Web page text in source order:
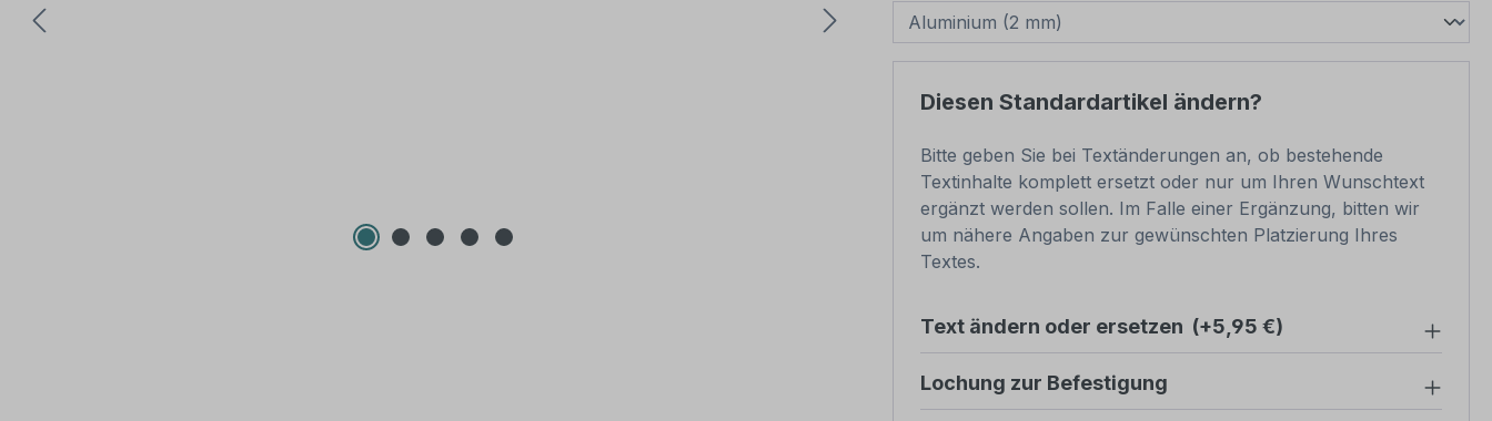
Diesen Standardartikel ändern?
Bitte geben Sie bei Textänderungen an, ob bestehende
Textinhalte komplett ersetzt oder nur um Ihren Wunschtext
ergänzt werden sollen. Im Falle einer Ergänzung, bitten wir
um nähere Angaben zur gewünschten Platzierung Ihres
Textes.
Text ändern oder ersetzen (+5,95 €)
Lochung zur Befestigung